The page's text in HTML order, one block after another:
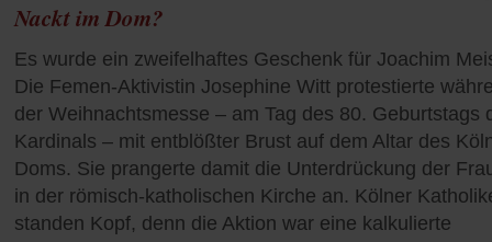
Nackt im Dom?
Es wurde ein zweifelhaftes Geschenk für Joachim
Die Femen-Aktivistin Josephine Witt protestierte
der Weihnachtsmesse – am Tag des 80. Geburtstags
Kardinals – mit entblößter Brust auf dem Altar des
Doms. Sie prangerte damit die Unterdrückung der
in der römisch-katholischen Kirche an. Kölner
standen Kopf, denn die Aktion war eine kalkulierte